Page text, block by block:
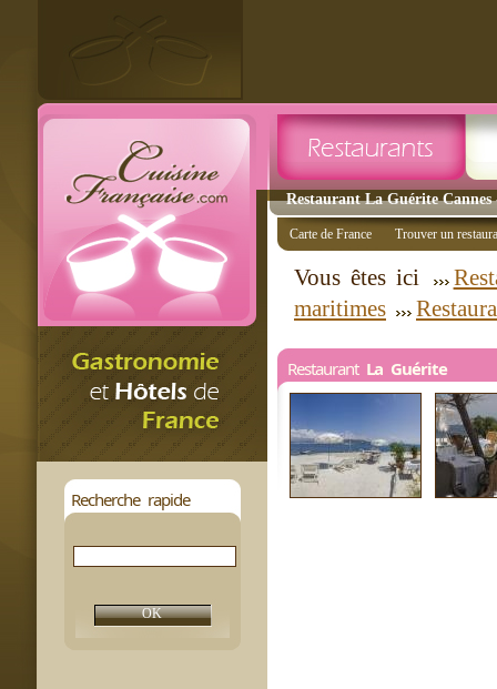
Restaurant La Guérite Cannes
Recherche rapide
Carte de France Trouver un
Vous êtes ici
maritimes
Restaurant La Guérite